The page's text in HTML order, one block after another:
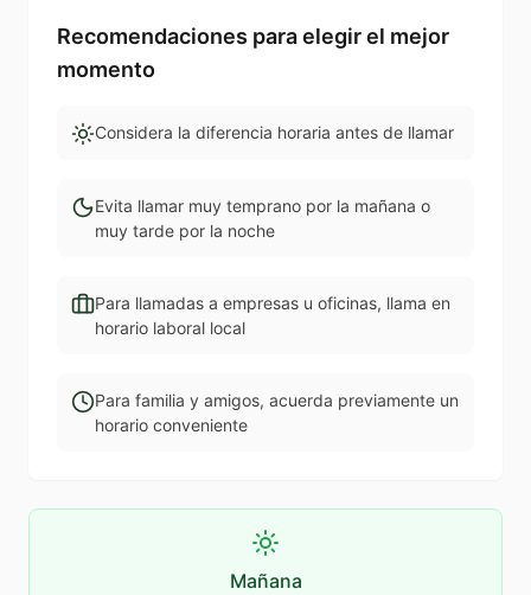
Recomendaciones para elegir el mejor
momento
Considera la diferencia horaria antes de llamar
Evita llamar muy temprano por la mañana o
muy tarde por la noche
Para llamadas a empresas u oficinas, llama en
horario laboral local
Para familia y amigos, acuerda previamente un
horario conveniente
Mañana